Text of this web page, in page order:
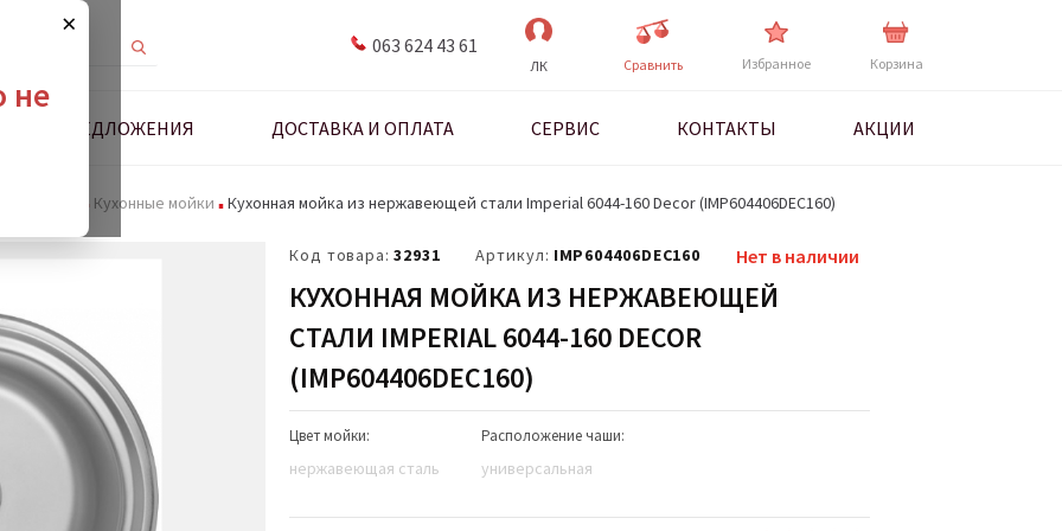
×
не
063 624 43 61
ЛК Cравнить Избранное Корзина
ПРЕДЛОЖЕНИЯ ДОСТАВКА И ОПЛАТА СЕРВИС КОНТАКТЫ АКЦИИ
Кухонные мойки Кухонная мойка из нержавеющей стали Imperial 6044-160 Decor (IMP604406DEC160)
Код товара: 32931 Артикул: IMP604406DEC160 Нет в наличии
КУХОННАЯ МОЙКА ИЗ НЕРЖАВЕЮЩЕЙ
СТАЛИ IMPERIAL 6044-160 DECOR
(IMP604406DEC160)
Цвет мойки:
нержавеющая сталь
Расположение чаши:
универсальная